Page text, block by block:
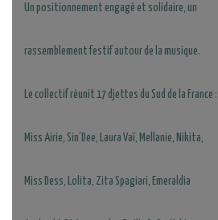
Un positionnement engagé et solidaire, un
rassemblement festif autour de la musique.
Le collectif réunit 17 djettes du Sud de la France :
Miss Airie, Sin’Dee, Laura Vaï, Mellanie, Nikita,
Miss Dess, Lolita, Zita Spagiari, Emeraldia